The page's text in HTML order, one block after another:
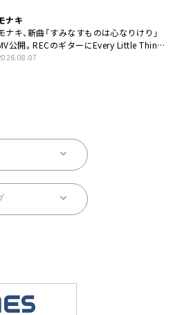
ナキ
ナキ、新曲「すみなすものは心なりけり」
公開。RECのギターにEvery Little Thing・
藤一朗参加も